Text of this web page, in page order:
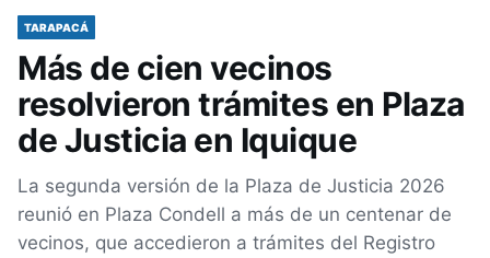
TARAPACÁ
Más de cien vecinos
resolvieron trámites en Plaza
de Justicia en Iquique
La segunda versión de la Plaza de Justicia 2026
reunió en Plaza Condell a más de un centenar de
vecinos, que accedieron a trámites del Registro